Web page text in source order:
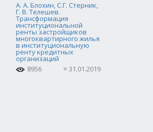
А. А. Блохин, С.Г. Стерник,
Г. В. Телешев.
Трансформация
институциональной
ренты застройщиков
многоквартирного жилья
в институциональную
ренту кредитных
организаций
8956
31.01.2019